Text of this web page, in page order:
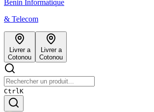
Benin Informatique
& Telecom
Livrer a
Cotonou
Livrer a
Cotonou
CtrlK